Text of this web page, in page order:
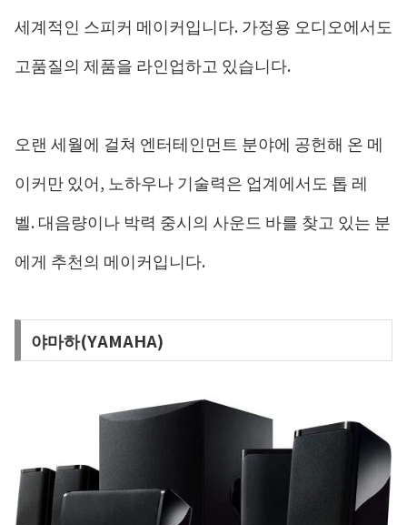
세계적인 스피커 메이커입니다. 가정용 오디오에서도
고품질의 제품을 라인업하고 있습니다.
오랜 세월에 걸쳐 엔터테인먼트 분야에 공헌해 온 메
이커만 있어, 노하우나 기술력은 업계에서도 톱 레
벨. 대음량이나 박력 중시의 사운드 바를 찾고 있는 분
에게 추천의 메이커입니다.
야마하(YAMAHA)